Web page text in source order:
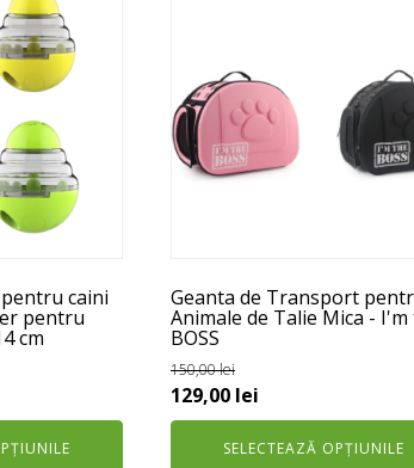
caini
pentru
cm
Geanta de Transport
Animale de Talie Mica - I'm
BOSS
150,00lei
Prețul
inițial
129,00 lei
curent
este:
SELECTEAZĂ OPȚIUNILE
multe
variații.
Opțiunile
în
pagina
produsului.